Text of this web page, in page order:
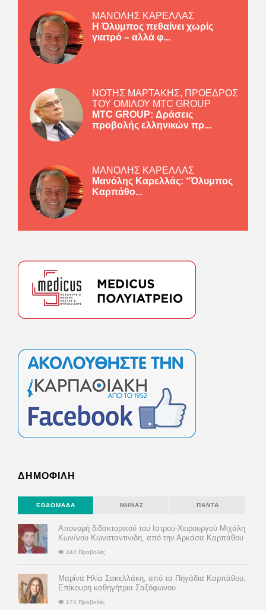
ΜΑΝΟΛΗΣ ΚΑΡΕΛΛΑΣ
Η Όλυμπος πεθαίνει χωρίς
γιατρό – αλλά φ...
ΝΟΤΗΣ ΜΑΡΤΑΚΗΣ, ΠΡΟΕΔΡΟΣ
ΤΟΥ ΟΜΙΛΟΥ MTC GROUP
MTC GROUP: Δράσεις
προβολής ελληνικών πρ...
ΜΑΝΟΛΗΣ ΚΑΡΕΛΛΑΣ
Μανόλης Καρελλάς: “Όλυμπος
Καρπάθο...
ΔΗΜΟΦΙΛΗ
ΕΒΔΟΜΆΔΑ ΜΉΝΑΣ ΠΆΝΤΑ
Απονομή διδακτορικού του Ιατρού-Χειρουργού Μιχάλη
Κων/νου Κωνσταντινιδη, από την Αρκάσα Καρπάθου
444 Προβολές
Μαρίνα Ηλία Σακελλάκη, από τα Πηγάδια Καρπάθου,
Επίκουρη καθηγήτρια Σαξόφωνου
174 Προβολές